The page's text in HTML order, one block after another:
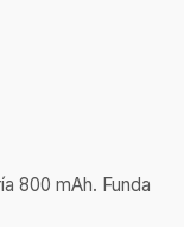
800 mAh. Funda